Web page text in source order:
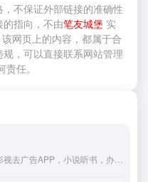
不保证外部链接的准确性
指向，不由笔友城堡 实
网页上的内容，都属于合
，可以直接联系网站管理
任。
各种破解去广告软件，影视去广告APP，小说听书，办公软件，电脑软件